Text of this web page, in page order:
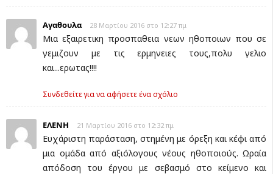
Αγαθουλα 28 Μαρτίου 2016 στο 12:27 πμ
Μια εξαιρετικη προσπαθεια νεων ηθοποιων που σε
γεμιζουν με τις ερμηνειες τους,πολυ γελιο
και...ερωτας!!!!
Συνδεθείτε για να αφήσετε ένα σχόλιο
ΕΛΕΝΗ 21 Μαρτίου 2016 στο 12:32 πμ
Ευχάριστη παράσταση, στημένη με όρεξη και κέφι από
μια ομάδα από αξιόλογους νέους ηθοποιούς. Ωραία
απόδοση του έργου με σεβασμό στο κείμενο και